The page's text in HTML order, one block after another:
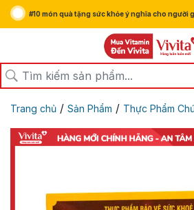
#10 món quà tặng sức khỏe ý nghĩa cho người
Trang chủ / Sản Phẩm / Thực Phẩm